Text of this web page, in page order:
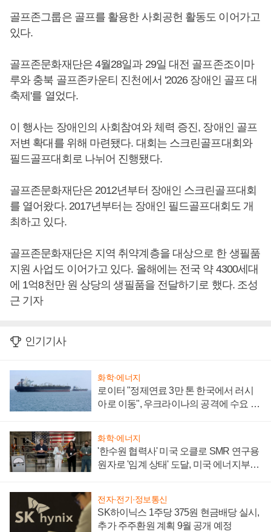
골프존그룹은 골프를 활용한 사회공헌 활동도 이어가고
있다.
골프존문화재단은 4월28일과 29일 대전 골프존조이마
루와 충북 골프존카운티 진천에서 '2026 장애인 골프 대
축제'를 열었다.
이 행사는 장애인의 사회참여와 체력 증진, 장애인 골프
저변 확대를 위해 마련됐다. 대회는 스크린골프대회와
필드골프대회로 나뉘어 진행됐다.
골프존문화재단은 2012년부터 장애인 스크린골프대회
를 열어왔다. 2017년부터는 장애인 필드골프대회도 개
최하고 있다.
골프존문화재단은 지역 취약계층을 대상으로 한 생필품
지원 사업도 이어가고 있다. 올해에는 전국 약 4300세대
에 1억8천만 원 상당의 생필품을 전달하기로 했다. 조성
근 기자
인기기사
화학·에너지
로이터 "정제연료 3만 톤 한국에서 러시
아로 이동", 우크라이나의 공격에 수요 늘
화학·에너지
'한수원 협력사' 미국 오클로 SMR 연구용
원자로 '임계 상태' 도달, 미국 에너지부
전자·전기·정보통신
SK하이닉스 1주당 375원 현금배당 실시,
추가 주주환원 계획 9월 공개 예정